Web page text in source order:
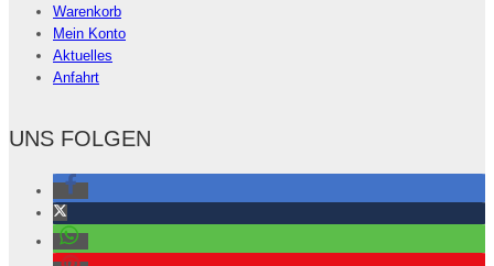
Warenkorb
Mein Konto
Aktuelles
Anfahrt
UNS FOLGEN